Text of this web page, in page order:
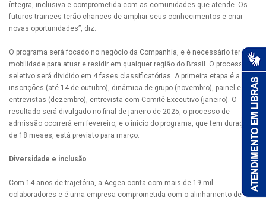
íntegra, inclusiva e comprometida com as comunidades que atende. Os
futuros trainees terão chances de ampliar seus conhecimentos e criar
novas oportunidades”, diz.
O programa será focado no negócio da Companhia, e é necessário ter
mobilidade para atuar e residir em qualquer região do Brasil. O processo
seletivo será dividido em 4 fases classificatórias. A primeira etapa é a de
inscrições (até 14 de outubro), dinâmica de grupo (novembro), painel e
entrevistas (dezembro), entrevista com Comitê Executivo (janeiro). O
resultado será divulgado no final de janeiro de 2025, o processo de
admissão ocorrerá em fevereiro, e o início do programa, que tem duração
de 18 meses, está previsto para março.
Diversidade e inclusão
Com 14 anos de trajetória, a Aegea conta com mais de 19 mil
colaboradores e é uma empresa comprometida com o alinhamento de